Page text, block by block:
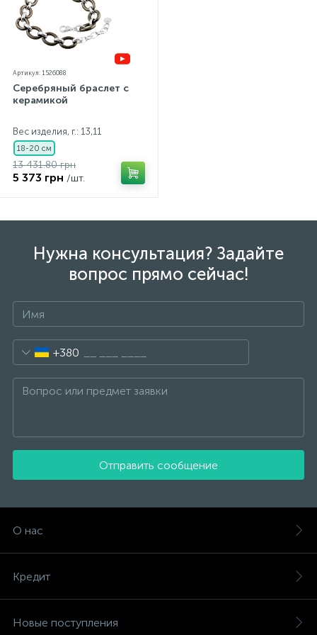
Артикул: 1526088
Серебряный браслет с
керамикой
Вес изделия, г.: 13,11
18-20 см
13 431.80 грн
5 373 грн /шт.
Нужна консультация? Задайте
вопрос прямо сейчас!
+380
Отправить сообщение
О нас
Кредит
Новые поступления